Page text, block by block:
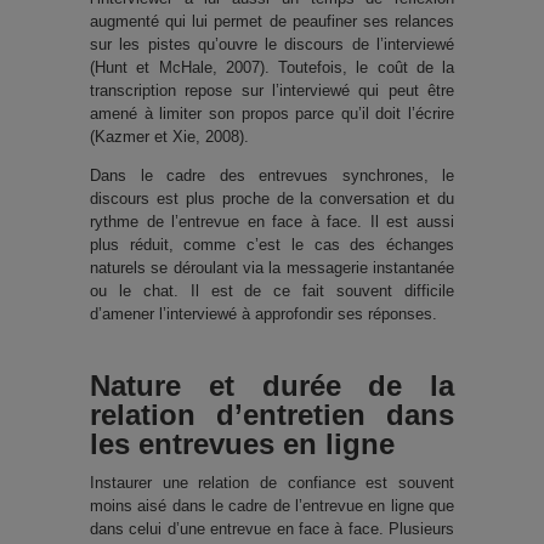
augmenté qui lui permet de peaufiner ses relances
sur les pistes qu’ouvre le discours de l’interviewé
(Hunt et McHale, 2007). Toutefois, le coût de la
transcription repose sur l’interviewé qui peut être
amené à limiter son propos parce qu’il doit l’écrire
(Kazmer et Xie, 2008).
Dans le cadre des entrevues synchrones, le
discours est plus proche de la conversation et du
rythme de l’entrevue en face à face. Il est aussi
plus réduit, comme c’est le cas des échanges
naturels se déroulant via la messagerie instantanée
ou le chat. Il est de ce fait souvent difficile
d’amener l’interviewé à approfondir ses réponses.
Nature et durée de la
relation d’entretien dans
les entrevues en ligne
Instaurer une relation de confiance est souvent
moins aisé dans le cadre de l’entrevue en ligne que
dans celui d’une entrevue en face à face. Plusieurs